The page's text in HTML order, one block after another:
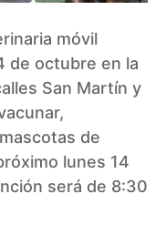
móvil
de octubre en la
San Martín y
de
lunes 14
será de 8:30